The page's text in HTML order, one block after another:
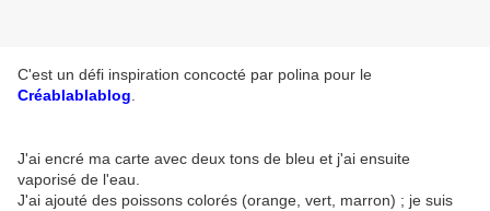
C'est un défi inspiration concocté par polina pour le
Créablablablog
J'ai encré ma carte avec deux tons de bleu et j'ai ensuite
vaporisé de l'eau.
J'ai ajouté des poissons colorés (orange, vert, marron) ; je suis